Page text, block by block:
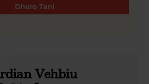
Vehbiu